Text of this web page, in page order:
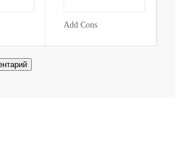
Add Cons